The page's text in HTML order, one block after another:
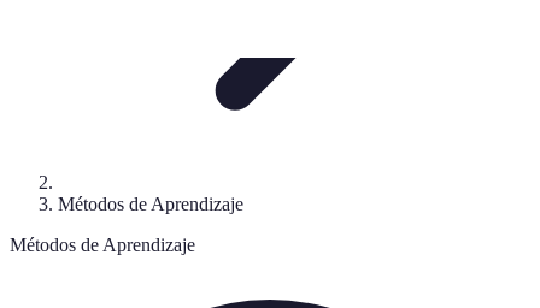
Métodos de Aprendizaje
Métodos de Aprendizaje